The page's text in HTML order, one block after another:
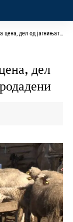
јагнињата останаа непродадени
дел